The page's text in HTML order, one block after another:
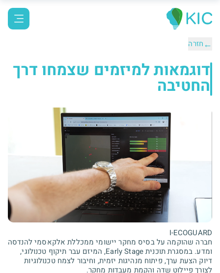
←חזרה
דוגמאות למיזמים שצמחו דרך
החטיבה
חברה שהוקמה על בסיס מחקר יישומי ממכללת אלקאסמי להנדסה
ומדע. במסגרת תוכנית Early Stage, המיזם עבר תיקוף טכנולוגי,
דיוק הצעת ערך, פיתוח מנהיגות יזמית, וחיבור לצמח טכנולוגיות